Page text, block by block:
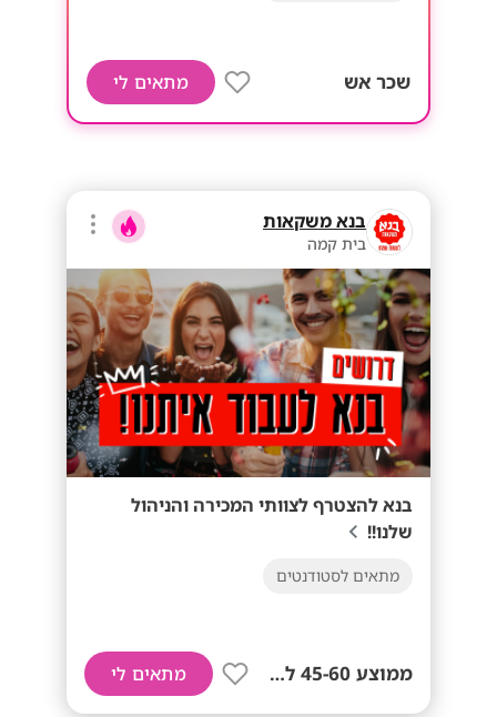
שכר אש מתאים לי
בנא משקאות
בית קמה
בנא להצטרף לצוותי המכירה והניהול
שלנו!!
מתאים לסטודנטים
ממוצע 45-60 לשעה! מתאים לי